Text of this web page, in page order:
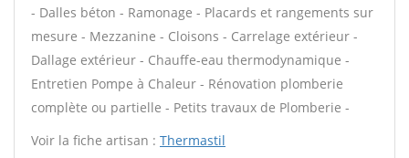
- Dalles béton - Ramonage - Placards et rangements sur
mesure - Mezzanine - Cloisons - Carrelage extérieur -
Dallage extérieur - Chauffe-eau thermodynamique -
Entretien Pompe à Chaleur - Rénovation plomberie
complète ou partielle - Petits travaux de Plomberie -
Voir la fiche artisan : Thermastil